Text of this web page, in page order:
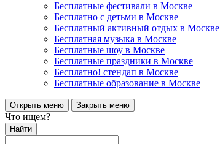
Бесплатные фестивали в Москве
Бесплатно с детьми в Москве
Бесплатный активный отдых в Москве
Бесплатная музыка в Москве
Бесплатные шоу в Москве
Бесплатные праздники в Москве
Бесплатно! стендап в Москве
Бесплатные образование в Москве
Открыть меню Закрыть меню
Что ищем?
Найти